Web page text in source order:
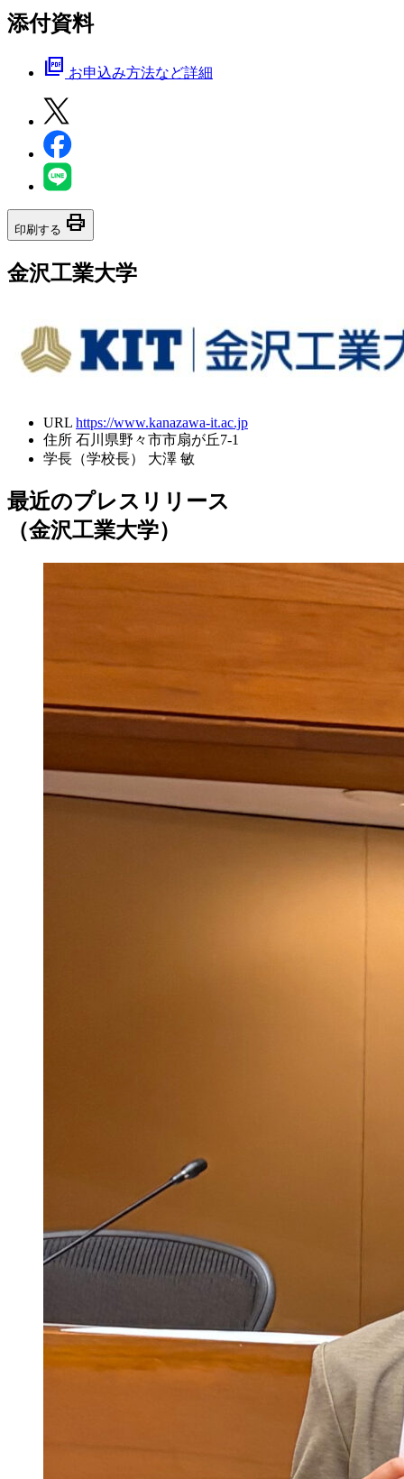
添付資料
picture_as_pdf お申込み方法など詳細
印刷する print
金沢工業大学
URL https://www.kanazawa-it.ac.jp
住所 石川県野々市市扇が丘7-1
学長（学校長）
大澤 敏
最近のプレスリリース
（金沢工業大学）